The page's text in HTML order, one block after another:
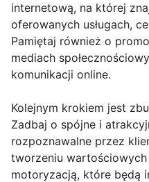
internetową, na której
oferowanych usługach,
Pamiętaj również o
mediach
komunikacji online.
Kolejnym krokiem jest
Zadbaj o spójne i
rozpoznawalne przez
tworzeniu
motoryzacją, które będą